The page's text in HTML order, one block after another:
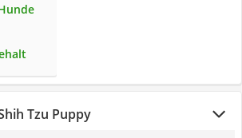
Tzu Puppy